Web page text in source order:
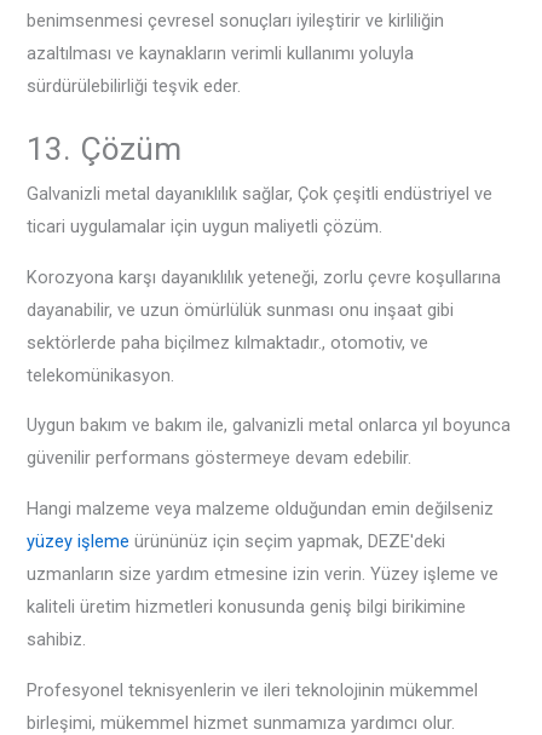
benimsenmesi çevresel sonuçları iyileştirir ve kirliliğin
azaltılması ve kaynakların verimli kullanımı yoluyla
sürdürülebilirliği teşvik eder.
13. Çözüm
Galvanizli metal dayanıklılık sağlar, Çok çeşitli endüstriyel ve
ticari uygulamalar için uygun maliyetli çözüm.
Korozyona karşı dayanıklılık yeteneği, zorlu çevre koşullarına
dayanabilir, ve uzun ömürlülük sunması onu inşaat gibi
sektörlerde paha biçilmez kılmaktadır., otomotiv, ve
telekomünikasyon.
Uygun bakım ve bakım ile, galvanizli metal onlarca yıl boyunca
güvenilir performans göstermeye devam edebilir.
Hangi malzeme veya malzeme olduğundan emin değilseniz
yüzey işleme ürününüz için seçim yapmak, DEZE'deki
uzmanların size yardım etmesine izin verin. Yüzey işleme ve
kaliteli üretim hizmetleri konusunda geniş bilgi birikimine
sahibiz.
Profesyonel teknisyenlerin ve ileri teknolojinin mükemmel
birleşimi, mükemmel hizmet sunmamıza yardımcı olur.